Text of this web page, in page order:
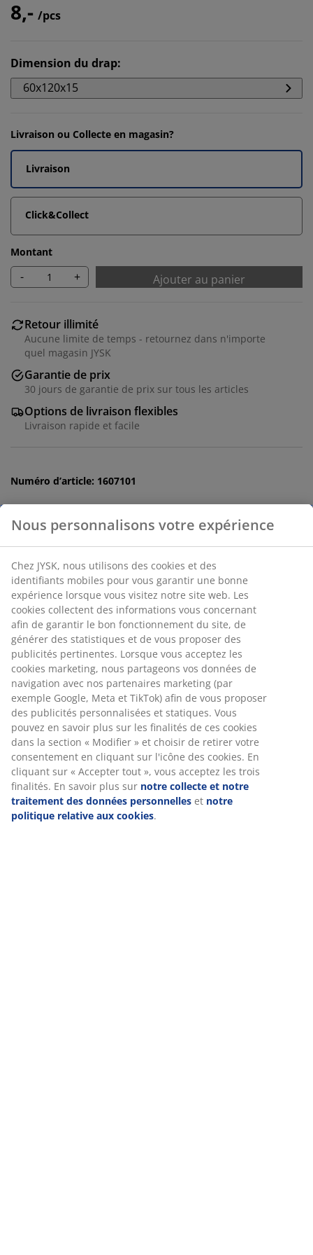
8,- /pcs
Dimension du drap:
60x120x15
Livraison ou Collecte en magasin?
Livraison
Click&Collect
Montant
- + Ajouter au panier
Retour illimité
Aucune limite de temps - retournez dans n'importe
quel magasin JYSK
Garantie de prix
30 jours de garantie de prix sur tous les articles
Options de livraison flexibles
Livraison rapide et facile
Numéro d’article: 1607101
Spécifications
Avis
(24 )
À propos de la marque
Livraison
Nous personnalisons votre expérience
Chez JYSK, nous utilisons des cookies et des
identifiants mobiles pour vous garantir une bonne
expérience lorsque vous visitez notre site web. Les
cookies collectent des informations vous concernant
afin de garantir le bon fonctionnement du site, de
générer des statistiques et de vous proposer des
publicités pertinentes. Lorsque vous acceptez les
cookies marketing, nous partageons vos données de
navigation avec nos partenaires marketing (par
exemple Google, Meta et TikTok) afin de vous proposer
des publicités personnalisées et statiques. Vous
pouvez en savoir plus sur les finalités de ces cookies
dans la section « Modifier » et choisir de retirer votre
consentement en cliquant sur l'icône des cookies. En
cliquant sur « Accepter tout », vous acceptez les trois
finalités. En savoir plus sur notre collecte et notre
traitement des données personnelles et notre
politique relative aux cookies.